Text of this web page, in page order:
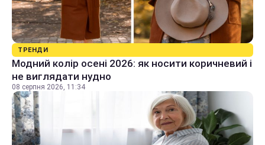
ТРЕНДИ
Модний колір осені 2026: як носити коричневий і
не виглядати нудно
08 серпня 2026, 11:34